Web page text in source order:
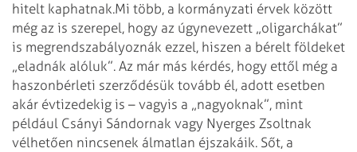
hitelt kaphatnak.Mi több, a kormányzati érvek között
még az is szerepel, hogy az úgynevezett „oligarchákat”
is megrendszabályoznák ezzel, hiszen a bérelt földeket
„eladnák alóluk”. Az már más kérdés, hogy ettől még a
haszonbérleti szerződésük tovább él, adott esetben
akár évtizedekig is – vagyis a „nagyoknak”, mint
például Csányi Sándornak vagy Nyerges Zsoltnak
vélhetően nincsenek álmatlan éjszakáik. Sőt, a